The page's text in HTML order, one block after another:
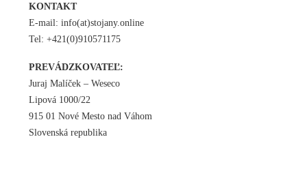
KONTAKT
E-mail: info(at)stojany.online
Tel: +421(0)910571175
PREVÁDZKOVATEĽ:
Juraj Malíček – Weseco
Lipová 1000/22
915 01 Nové Mesto nad Váhom
Slovenská republika